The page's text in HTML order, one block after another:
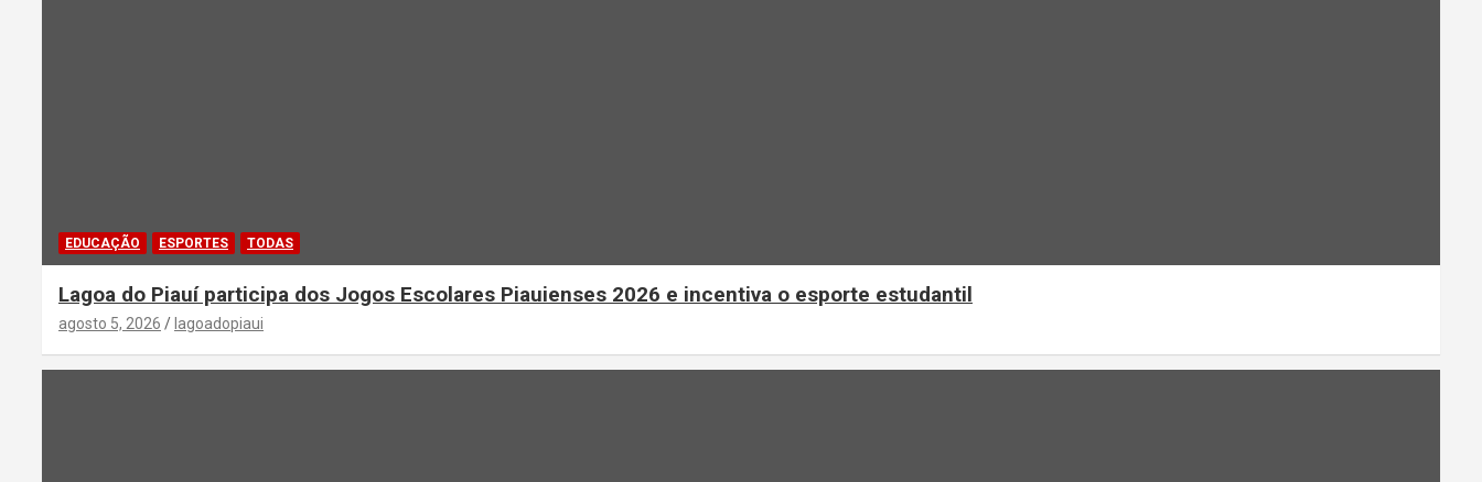
EDUCAÇÃO ESPORTES TODAS
Lagoa do Piauí participa dos Jogos Escolares Piauienses 2026 e incentiva o esporte estudantil
agosto 5, 2026 lagoadopiaui